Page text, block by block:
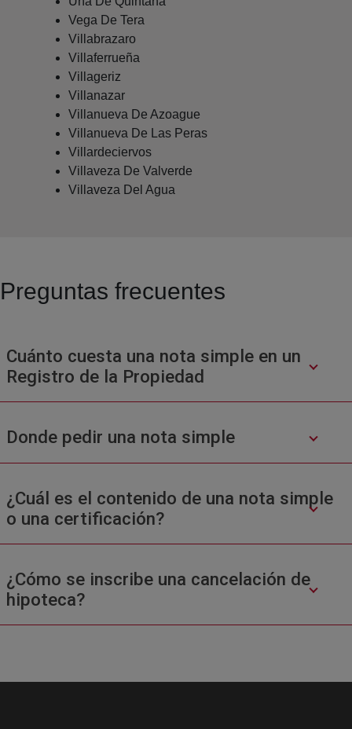
Vega De Tera
Villabrazaro
Villaferrueña
Villageriz
Villanazar
Villanueva De Azoague
Villanueva De Las Peras
Villardeciervos
Villaveza De Valverde
Villaveza Del Agua
Preguntas frecuentes
Cuánto cuesta una nota simple en un
Registro de la Propiedad
Donde pedir una nota simple
¿Cuál es el contenido de una nota simple
o una certificación?
¿Cómo se inscribe una cancelación de
hipoteca?